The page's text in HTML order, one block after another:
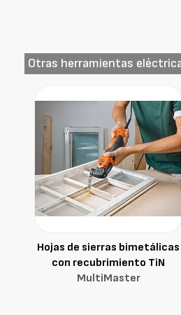
Otras herramientas
Hojas de sierras bimetálicas
con recubrimiento TiN
MultiMaster